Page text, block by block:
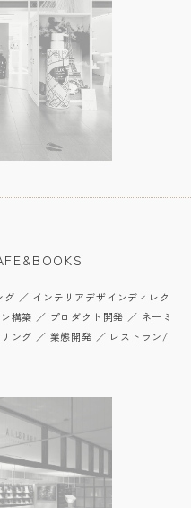
／ インテリアデザインディレク
構築 ／ プロダクト開発 ／ ネーミ
ング ／ 業態開発 ／ レストラン/